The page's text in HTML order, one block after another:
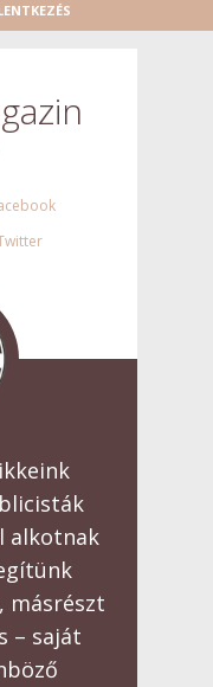
alkotnak
másrészt
– saját